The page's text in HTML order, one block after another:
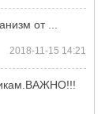
от ...
2018-11-15 14:21